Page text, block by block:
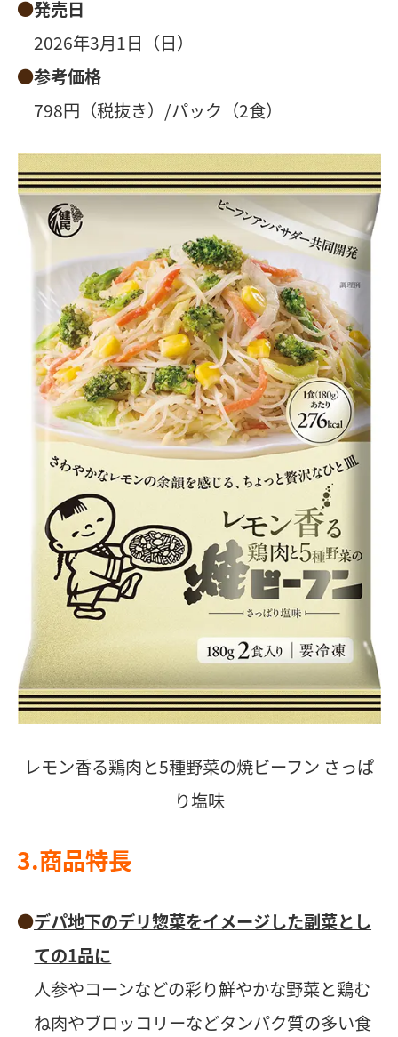
発売日
2026年3月1日（日）
参考価格
798円（税抜き）/パック（2食）​
レモン香る鶏肉と5種野菜の焼ビーフン さっぱ
り塩味
3.商品特長
デパ地下のデリ惣菜をイメージした副菜とし
ての1品に
人参やコーンなどの彩り鮮やかな野菜と鶏む
ね肉やブロッコリーなどタンパク質の多い食